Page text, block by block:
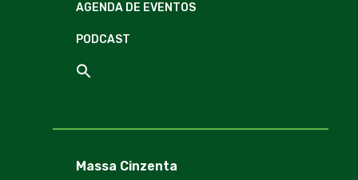
AGENDA DE EVENTOS
PODCAST
Massa Cinzenta